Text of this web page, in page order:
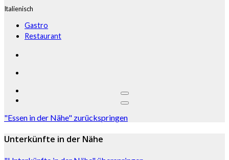
Italienisch
Gastro
Restaurant
"Essen in der Nähe" zurückspringen
Unterkünfte in der Nähe